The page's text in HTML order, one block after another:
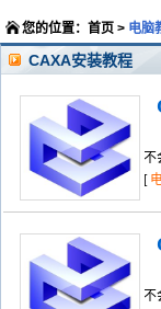
您的位置： 首页 > 电脑
CAXA安装教程
不
[
不